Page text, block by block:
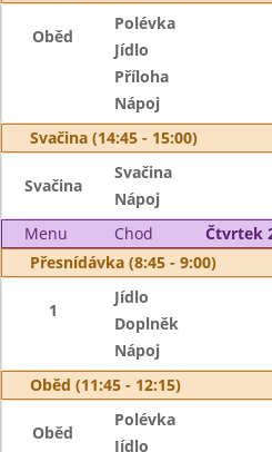
Oběd
Polévka
Jídlo
Příloha
Nápoj
Svačina (14:45 - 15:00)
Svačina
Svačina
Nápoj
Menu
Chod
Čtvrtek
Přesnídávka (8:45 - 9:00)
1
Jídlo
Doplněk
Nápoj
Oběd (11:45 - 12:15)
Oběd
Polévka
Jídlo